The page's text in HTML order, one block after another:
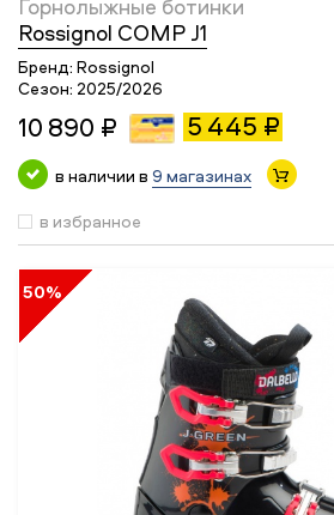
Горнолыжные ботинки
Rossignol COMP J1
Бренд: Rossignol
Сезон: 2025/2026
10 890 ₽ 5 445 ₽
в наличии в 9 магазинах
в избранное
50%